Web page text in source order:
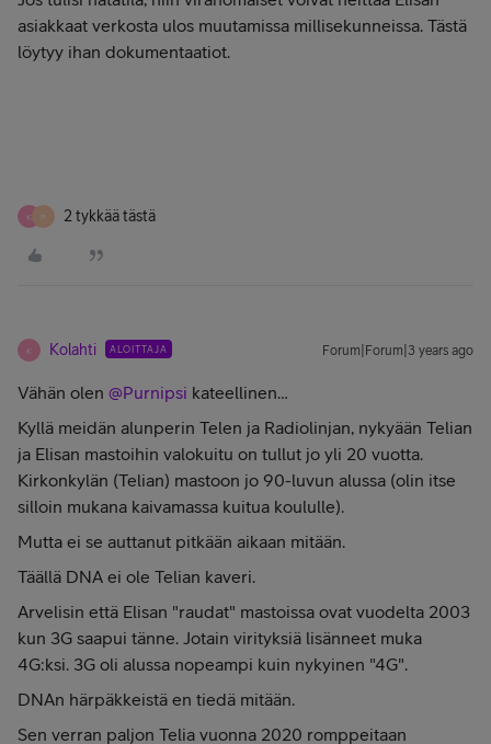
asiakkaat verkosta ulos muutamissa millisekunneissa. Tästä
löytyy ihan dokumentaatiot.
K P 2 tykkää tästä
K Kolahti ALOITTAJA Forum|Forum|3 years ago
Vähän olen @Purnipsi kateellinen…
Kyllä meidän alunperin Telen ja Radiolinjan, nykyään Telian
ja Elisan mastoihin valokuitu on tullut jo yli 20 vuotta.
Kirkonkylän (Telian) mastoon jo 90-luvun alussa (olin itse
silloin mukana kaivamassa kuitua koululle).
Mutta ei se auttanut pitkään aikaan mitään.
Täällä DNA ei ole Telian kaveri.
Arvelisin että Elisan "raudat" mastoissa ovat vuodelta 2003
kun 3G saapui tänne. Jotain virityksiä lisänneet muka
4G:ksi. 3G oli alussa nopeampi kuin nykyinen "4G".
DNAn härpäkkeistä en tiedä mitään.
Sen verran paljon Telia vuonna 2020 romppeitaan